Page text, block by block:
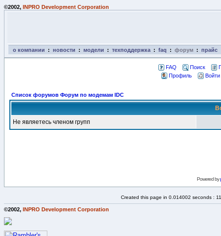
©2002, INPRO Development Corporation
о компании : новости : модели : техподдержка : faq : форум : прайс
FAQ Поиск
Профиль
Список форумов Форум по модемам IDC
Не являетесь членом групп
Powered by
Created this page in 0.014002 seconds :
©2002, INPRO Development Corporation